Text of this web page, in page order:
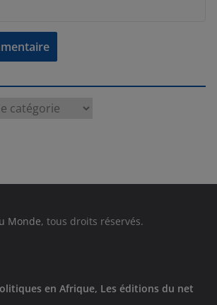
Monde, tous droits réservés.
en Afrique, Les éditions du net